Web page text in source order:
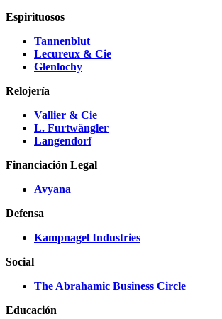
Espirituosos
Tannenblut
Lecureux & Cie
Glenlochy
Relojería
Vallier & Cie
L. Furtwängler
Langendorf
Financiación Legal
Avyana
Defensa
Kampnagel Industries
Social
The Abrahamic Business Circle
Educación